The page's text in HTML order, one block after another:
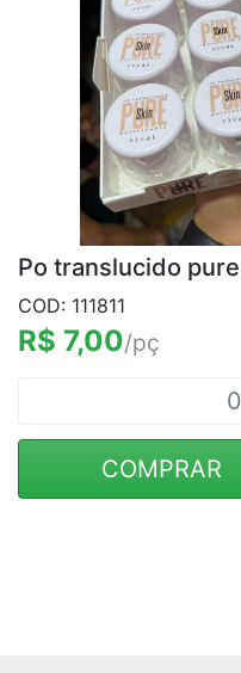
Po translucido
COD: 111811
R$ 7,00/pç
COMPRAR